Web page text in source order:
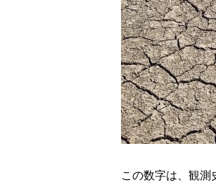
この数字は、観測